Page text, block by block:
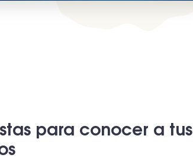
para conocer a tus